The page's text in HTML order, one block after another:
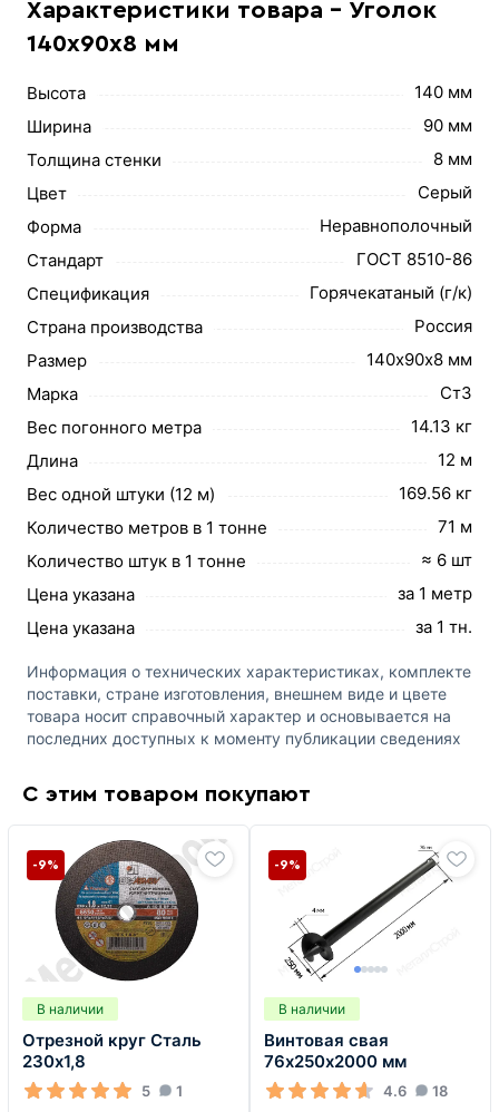
Характеристики товара - Уголок
140х90х8 мм
Высота
140 мм
Ширина
90 мм
Толщина стенки
8 мм
Цвет
Серый
Форма
Неравнополочный
Стандарт
ГОСТ 8510-86
Спецификация
Горячекатаный (г/к)
Страна производства
Россия
Размер
140х90х8 мм
Марка
Ст3
Вес погонного метра
14.13 кг
Длина
12 м
Вес одной штуки (12 м)
169.56 кг
Количество метров в 1 тонне
71 м
Количество штук в 1 тонне
≈ 6 шт
Цена указана
за 1 метр
Цена указана
за 1 тн.
Информация о технических характеристиках, комплекте
поставки, стране изготовления, внешнем виде и цвете
товара носит справочный характер и основывается на
последних доступных к моменту публикации сведениях
С этим товаром покупают
В наличии
Отрезной круг Сталь
230х1,8
5 1
-9%
В наличии
Винтовая свая
76х250х2000 мм
4.6 18
-9%